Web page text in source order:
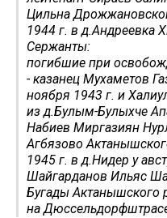
Цильна
1944 г. в д.Андреевка
Сержанты:
погибшие при
- казанец Мухаметов
ноября 1943 г. и
из д.Булым-Булыхче
Набиев Миргазиян
Агбязово
1945 г. в д.Нидер у
Шайгарданов Ильяс
Бугады Актанышского
на